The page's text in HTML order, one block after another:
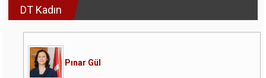
DT Kadın
Pınar Gül